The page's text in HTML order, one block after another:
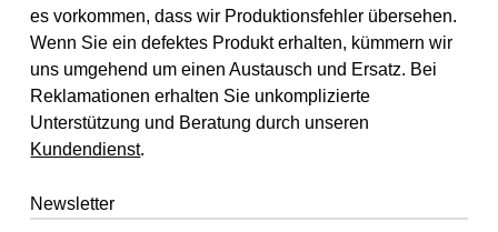
es vorkommen, dass wir Produktionsfehler übersehen.
Wenn Sie ein defektes Produkt erhalten, kümmern wir
uns umgehend um einen Austausch und Ersatz. Bei
Reklamationen erhalten Sie unkomplizierte
Unterstützung und Beratung durch unseren
Kundendienst.
Newsletter